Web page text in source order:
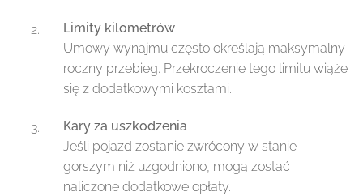
Limity kilometrów
Umowy wynajmu często określają maksymalny
roczny przebieg. Przekroczenie tego limitu wiąże
się z dodatkowymi kosztami.
Kary za uszkodzenia
Jeśli pojazd zostanie zwrócony w stanie
gorszym niż uzgodniono, mogą zostać
naliczone dodatkowe opłaty.